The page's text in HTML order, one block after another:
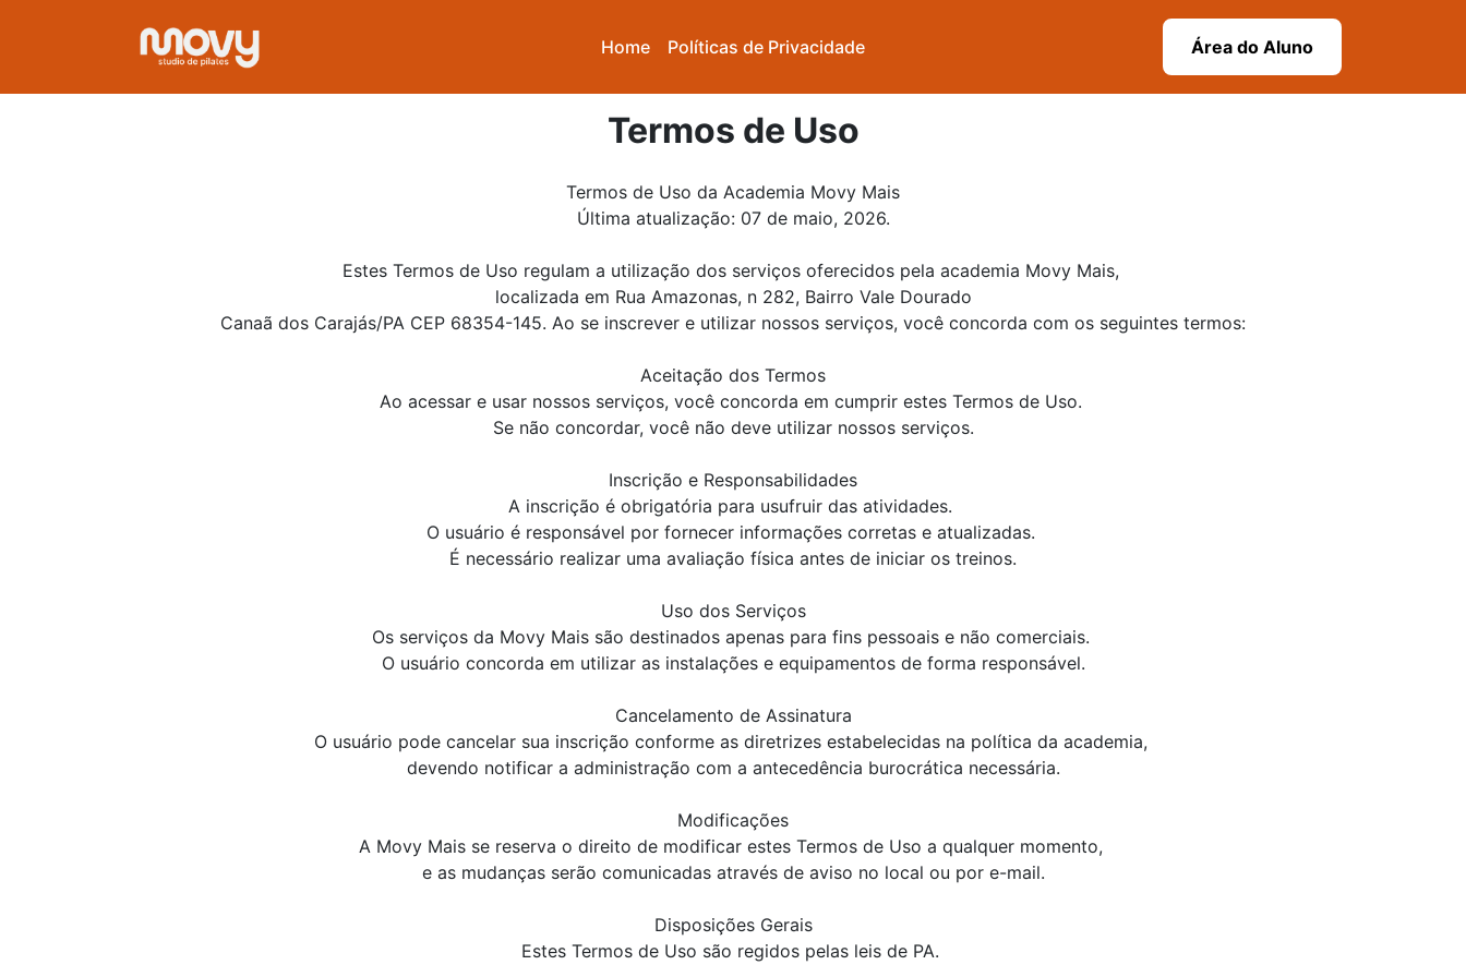
Home Políticas de Privacidade Área do Aluno
Termos de Uso
Termos de Uso da Academia Movy Mais
Última atualização: 07 de maio, 2026.
Estes Termos de Uso regulam a utilização dos serviços oferecidos pela academia Movy Mais,
localizada em Rua Amazonas, n 282, Bairro Vale Dourado
Canaã dos Carajás/PA CEP 68354-145. Ao se inscrever e utilizar nossos serviços, você concorda com os seguintes termos:
Aceitação dos Termos
Ao acessar e usar nossos serviços, você concorda em cumprir estes Termos de Uso.
Se não concordar, você não deve utilizar nossos serviços.
Inscrição e Responsabilidades
A inscrição é obrigatória para usufruir das atividades.
O usuário é responsável por fornecer informações corretas e atualizadas.
É necessário realizar uma avaliação física antes de iniciar os treinos.
Uso dos Serviços
Os serviços da Movy Mais são destinados apenas para fins pessoais e não comerciais.
O usuário concorda em utilizar as instalações e equipamentos de forma responsável.
Cancelamento de Assinatura
O usuário pode cancelar sua inscrição conforme as diretrizes estabelecidas na política da academia,
devendo notificar a administração com a antecedência burocrática necessária.
Modificações
A Movy Mais se reserva o direito de modificar estes Termos de Uso a qualquer momento,
e as mudanças serão comunicadas através de aviso no local ou por e-mail.
Disposições Gerais
Estes Termos de Uso são regidos pelas leis de PA.